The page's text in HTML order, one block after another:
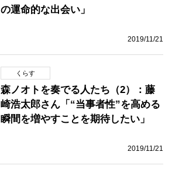
の運命的な出会い」
2019/11/21
くらす
森ノオトを奏でる人たち（2）：藤
崎浩太郎さん「“当事者性”を高める
瞬間を増やすことを期待したい」
2019/11/21